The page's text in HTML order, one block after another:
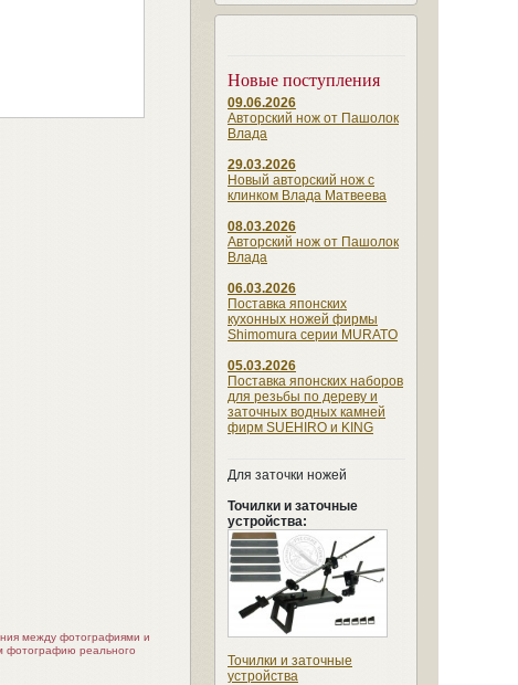
между фотографиями и
фотографию реального
Новые поступления
09.06.2026
Авторский нож от Пашолок
Влада
29.03.2026
Новый авторский нож с
клинком Влада Матвеева
08.03.2026
Авторский нож от Пашолок
Влада
06.03.2026
Поставка японских
кухонных ножей фирмы
Shimomura серии MURATO
05.03.2026
Поставка японских наборов
для резьбы по дереву и
заточных водных камней
фирм SUEHIRO и KING
Для заточки ножей
Точилки и заточные
устройства:
Точилки и заточные
устройства